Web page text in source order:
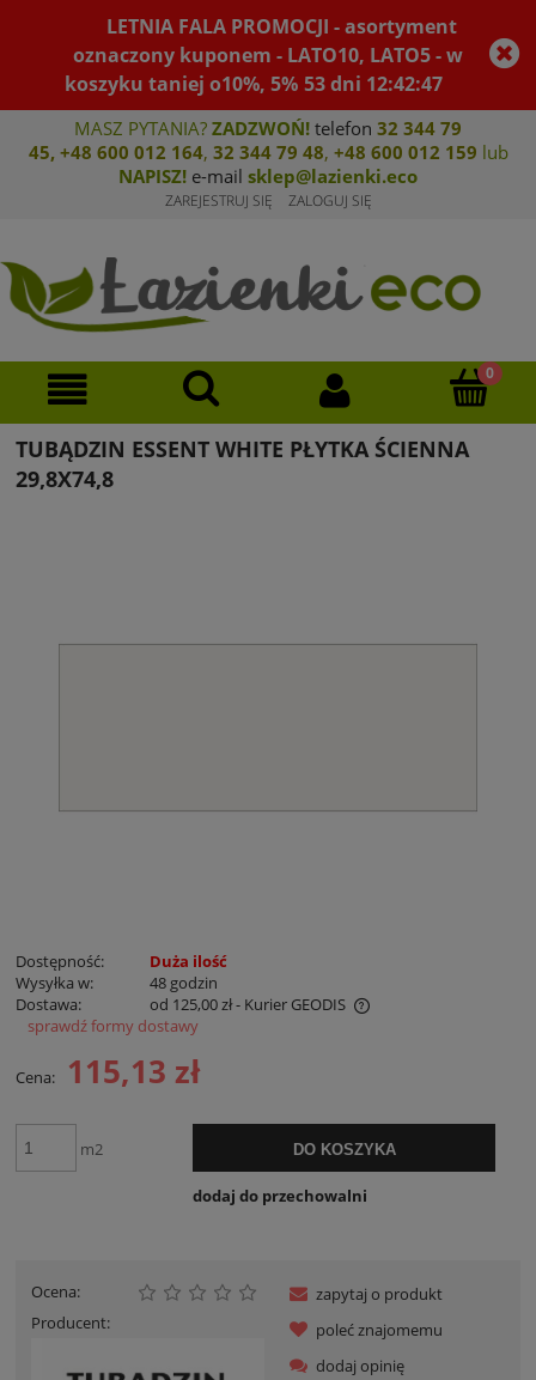
LETNIA FALA PROMOCJI - asortyment
oznaczony kuponem - LATO10, LATO5 - w
koszyku taniej o10%, 5% 53dni 12:42:47
MASZ PYTANIA? ZADZWOŃ! telefon 32 344 79
45, +48 600 012 164, 32 344 79 48, +48 600 012 159 lub
NAPISZ! e-mail sklep@lazienki.eco
ZAREJESTRUJ SIĘ ZALOGUJ SIĘ
TUBĄDZIN ESSENT WHITE PŁYTKA ŚCIENNA
29,8X74,8
Dostępność:
Duża ilość
Wysyłka w:
48 godzin
Dostawa:
od 125,00 zł- Kurier GEODIS
Cena nie zawiera ewentualnych kosztów płatności
sprawdź formy dostawy
Cena: 115,13 zł
m2 DO KOSZYKA
dodaj do przechowalni
Ocena:
Producent:
zapytaj o produkt
poleć znajomemu
dodaj opinię